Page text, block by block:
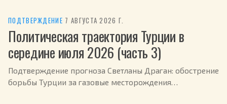
ПОДТВЕРЖДЕНИЕ 7 АВГУСТА 2026 Г.
Политическая траектория Турции в
середине июля 2026 (часть 3)
Подтверждение прогноза Светланы Драган: обострение
борьбы Турции за газовые месторождения